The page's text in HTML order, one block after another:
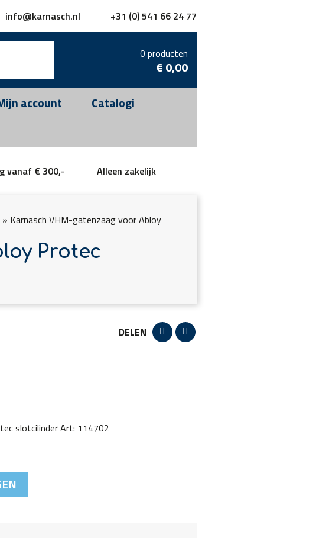
info@karnasch.nl +31 (0) 541 66 24 77
0 producten
€0,00
account
Catalogi
vanaf € 300,- Alleen zakelijk
» Karnasch VHM-gatenzaag voor Abloy
Protec
DELEN
slotcilinder Art: 114702